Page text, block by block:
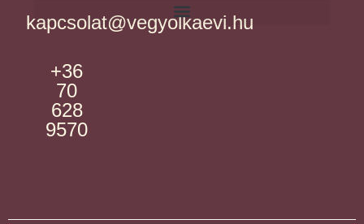
kapcsolat@vegyolkaevi.hu
+36
70
628
9570